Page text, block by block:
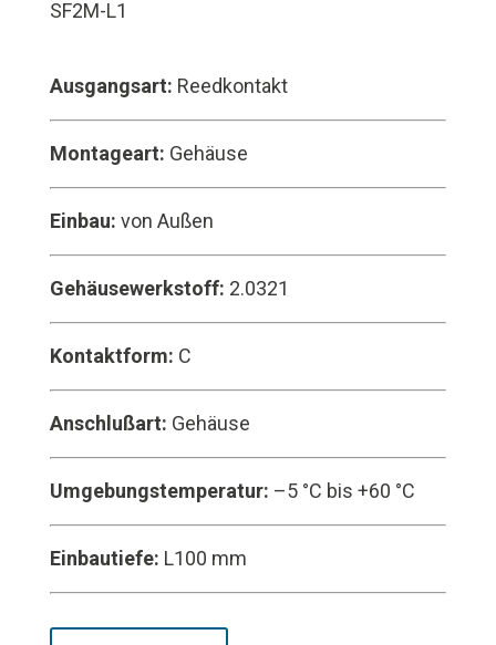
SF2M-L1
Ausgangsart: Reedkontakt
Montageart: Gehäuse
Einbau: von Außen
Gehäusewerkstoff: 2.0321
Kontaktform: C
Anschlußart: Gehäuse
Umgebungstemperatur: –5 °C bis +60 °C
Einbautiefe: L100 mm